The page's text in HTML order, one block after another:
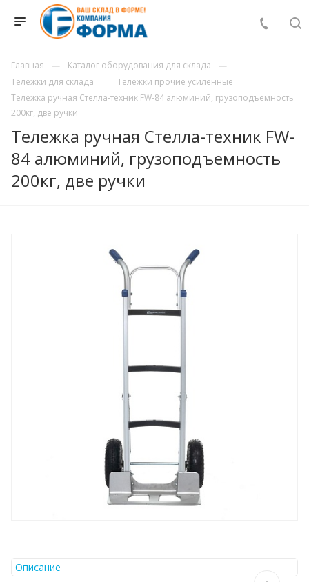
Главная
Каталог оборудования для склада
Тележки для склада
Тележки прочие усиленные
Тележка ручная Стелла-техник FW-84 алюминий, грузоподъемность
200кг, две ручки
Тележка ручная Стелла-техник FW-
84 алюминий, грузоподъемность
200кг, две ручки
Описание